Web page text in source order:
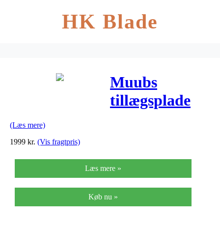
HK Blade
Muubs
tillægsplade
(100×2,5xl50
cm)
(Læs mere)
1999 kr. (Vis fragtpris)
Læs mere »
Køb nu »